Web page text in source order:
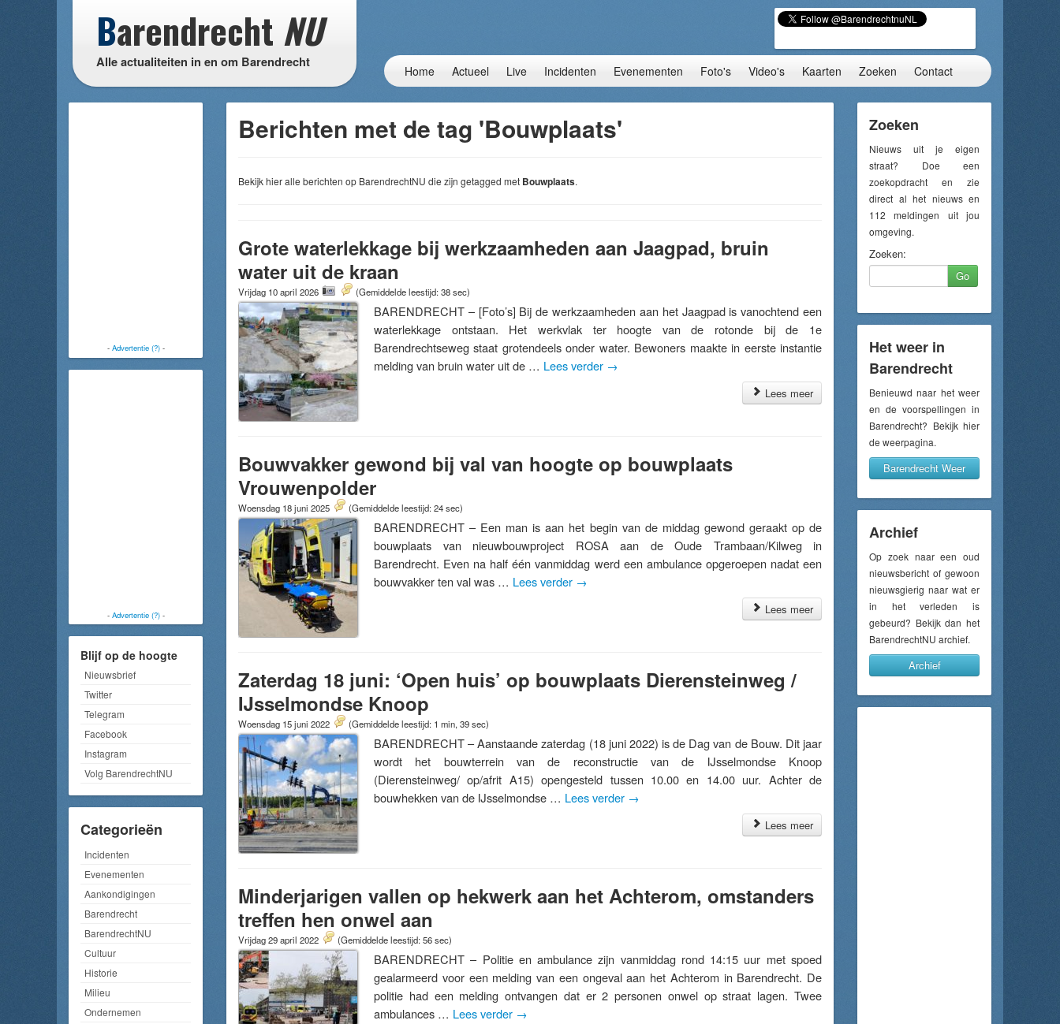
Barendrecht NU
Alle actualiteiten in en om Barendrecht
Home Actueel Live Incidenten Evenementen Foto's Video's Kaarten Zoeken Contact
- Advertentie (?)-
- Advertentie (?)-
Blijf op de hoogte
Nieuwsbrief
Twitter
Telegram
Facebook
Instagram
Volg BarendrechtNU
Categorieën
Incidenten
Evenementen
Aankondigingen
Barendrecht
BarendrechtNU
Cultuur
Historie
Milieu
Ondernemen
Berichten met de tag 'Bouwplaats'
Bekijk hier alle berichten op BarendrechtNU die zijn getagged met Bouwplaats.
Grote waterlekkage bij werkzaamheden aan Jaagpad, bruin
water uit de kraan
Vrijdag 10 april 2026 (Gemiddelde leestijd: 38 sec)
BARENDRECHT – [Foto’s] Bij de werkzaamheden aan het Jaagpad is vanochtend een
waterlekkage ontstaan. Het werkvlak ter hoogte van de rotonde bij de 1e
Barendrechtseweg staat grotendeels onder water. Bewoners maakte in eerste instantie
melding van bruin water uit de … Lees verder →
Lees meer
Bouwvakker gewond bij val van hoogte op bouwplaats
Vrouwenpolder
Woensdag 18 juni 2025 (Gemiddelde leestijd: 24 sec)
BARENDRECHT – Een man is aan het begin van de middag gewond geraakt op de
bouwplaats van nieuwbouwproject ROSA aan de Oude Trambaan/Kilweg in
Barendrecht. Even na half één vanmiddag werd een ambulance opgeroepen nadat een
bouwvakker ten val was … Lees verder →
Lees meer
Zaterdag 18 juni: ‘Open huis’ op bouwplaats Dierensteinweg /
IJsselmondse Knoop
Woensdag 15 juni 2022 (Gemiddelde leestijd: 1 min, 39 sec)
BARENDRECHT – Aanstaande zaterdag (18 juni 2022) is de Dag van de Bouw. Dit jaar
wordt het bouwterrein van de reconstructie van de IJsselmondse Knoop
(Dierensteinweg/ op/afrit A15) opengesteld tussen 10.00 en 14.00 uur. Achter de
bouwhekken van de IJsselmondse … Lees verder →
Lees meer
Minderjarigen vallen op hekwerk aan het Achterom, omstanders
treffen hen onwel aan
Vrijdag 29 april 2022 (Gemiddelde leestijd: 56 sec)
BARENDRECHT – Politie en ambulance zijn vanmiddag rond 14:15 uur met spoed
gealarmeerd voor een melding van een ongeval aan het Achterom in Barendrecht. De
politie had een melding ontvangen dat er 2 personen onwel op straat lagen. Twee
ambulances … Lees verder →
Zoeken
Nieuws uit je eigen
straat? Doe een
zoekopdracht en zie
direct al het nieuws en
112 meldingen uit jou
omgeving.
Zoeken:
Go
Het weer in
Barendrecht
Benieuwd naar het weer
en de voorspellingen in
Barendrecht? Bekijk hier
de weerpagina.
Barendrecht Weer
Archief
Op zoek naar een oud
nieuwsbericht of gewoon
nieuwsgierig naar wat er
in het verleden is
gebeurd? Bekijk dan het
BarendrechtNU archief.
Archief